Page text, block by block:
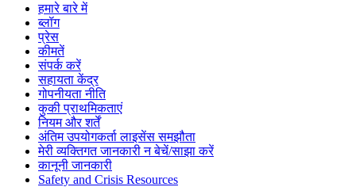
हमारे बारे में
ब्लॉग
प्रेस
कीमतें
संपर्क करें
सहायता केंद्र
गोपनीयता नीति
कुकी प्राथमिकताएं
नियम और शर्तें
अंतिम उपयोगकर्ता लाइसेंस समझौता
मेरी व्यक्तिगत जानकारी न बेचें/साझा करें
कानूनी जानकारी
Safety and Crisis Resources